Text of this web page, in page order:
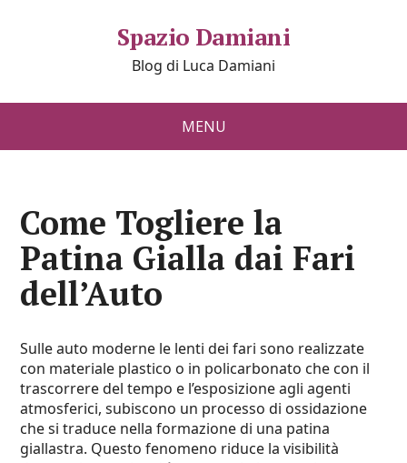
Spazio Damiani
Blog di Luca Damiani
MENU
Come Togliere la
Patina Gialla dai Fari
dell’Auto
Sulle auto moderne le lenti dei fari sono realizzate
con materiale plastico o in policarbonato che con il
trascorrere del tempo e l’esposizione agli agenti
atmosferici, subiscono un processo di ossidazione
che si traduce nella formazione di una patina
giallastra. Questo fenomeno riduce la visibilità